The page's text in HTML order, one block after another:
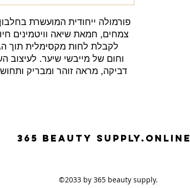
פורמולה ייחודית המועשרת
צמחים, חמאת שיאה וויטמינים
לקבלת לחות מקסימלית תוך
וחום של מייבשי שיער. לעיצוב
דביקה, מראה זוהר ומבריק
365 beauty supplY.ONLINE
©2033 by 365 beauty supply.